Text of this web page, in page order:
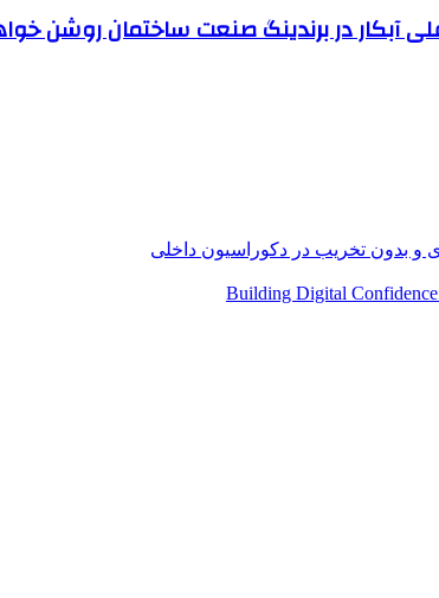
آبکار در برندینگ صنعت ساختمان روشن
و بدون تخریب در دکوراسیون داخلی
Building Digital